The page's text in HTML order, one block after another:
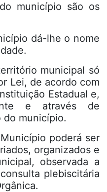
município são os
dá-lhe o nome
municipal só
Lei, de acordo com
Estadual e,
e através de
do município.
poderá ser
organizados e
observada a
plebiscitária